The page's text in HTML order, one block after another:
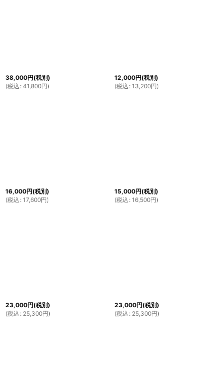
38,000円(税別)
(税込 : 41,800円)
12,000円(税別)
(税込 : 13,200円)
16,000円(税別)
(税込 : 17,600円)
15,000円(税別)
(税込 : 16,500円)
23,000円(税別)
(税込 : 25,300円)
23,000円(税別)
(税込 : 25,300円)